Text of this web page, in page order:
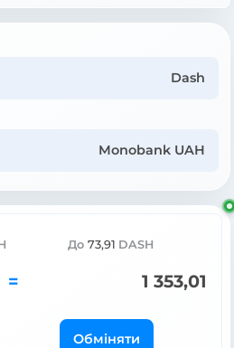
Dash
Monobank UAH
До 73,91 DASH
= 1 353,01
Обміняти